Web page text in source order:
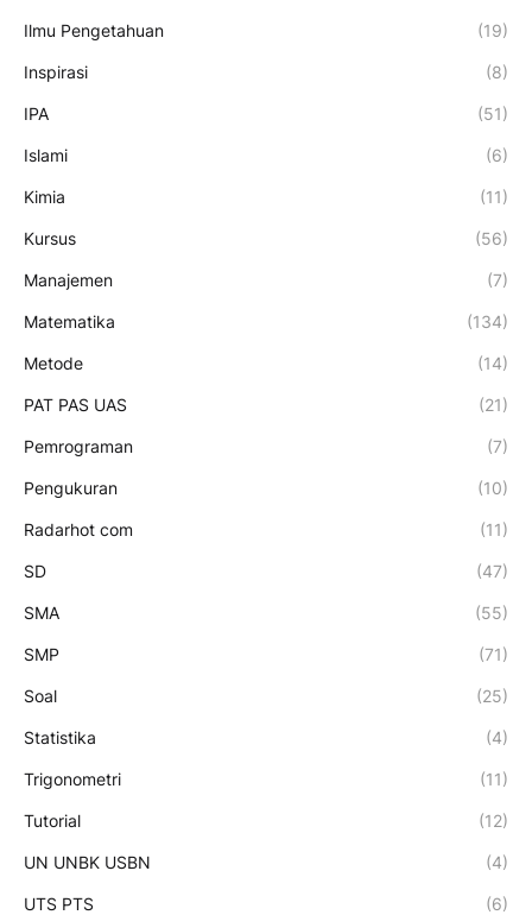
Ilmu Pengetahuan (19)
Inspirasi (8)
IPA (51)
Islami (6)
Kimia (11)
Kursus (56)
Manajemen (7)
Matematika (134)
Metode (14)
PAT PAS UAS (21)
Pemrograman (7)
Pengukuran (10)
Radarhot com (11)
SD (47)
SMA (55)
SMP (71)
Soal (25)
Statistika (4)
Trigonometri (11)
Tutorial (12)
UN UNBK USBN (4)
UTS PTS (6)